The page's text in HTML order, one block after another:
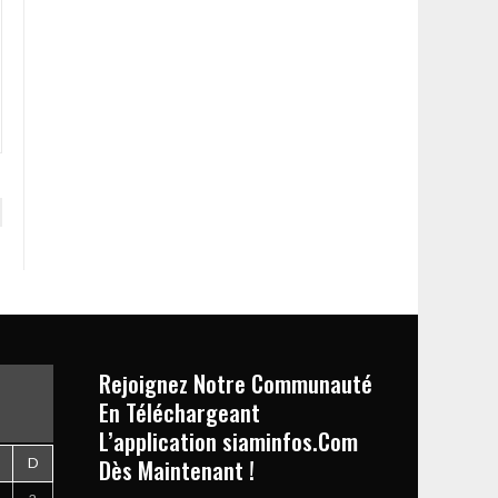
D
Rejoignez Notre Communauté
En Téléchargeant
L’application siaminfos.Com
Dès Maintenant !